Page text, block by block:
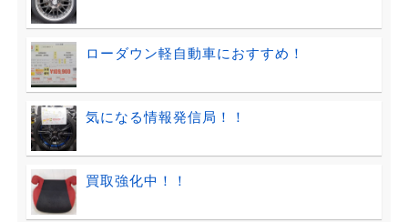
ローダウン軽自動車におすすめ！
気になる情報発信局！！
買取強化中！！